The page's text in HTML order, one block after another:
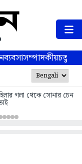
ব্যবসাসম্পাদকীয়
গলা থেকে সোনার চেন